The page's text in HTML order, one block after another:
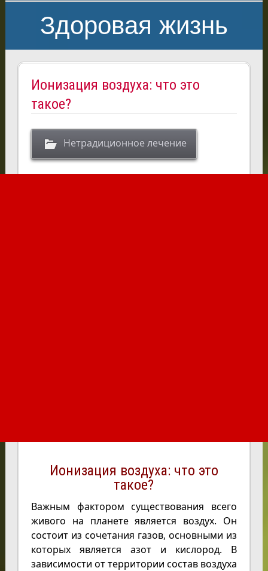
Здоровая жизнь
Ионизация воздуха: что это
такое?
Нетрадиционное лечение
Ионизация воздуха: что это
такое?
Важным фактором существования всего
живого на планете является воздух. Он
состоит из сочетания газов, основными из
которых является азот и кислород. В
зависимости от территории состав воздуха